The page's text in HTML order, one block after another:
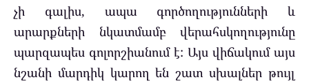
չի գալիս, ապա գործողությունների և
արարքների նկատմամբ վերահսկողությունը
պարզապես գոլորշիանում է: Այս վիճակում այս
նշանի մարդիկ կարող են շատ սխալներ թույլ